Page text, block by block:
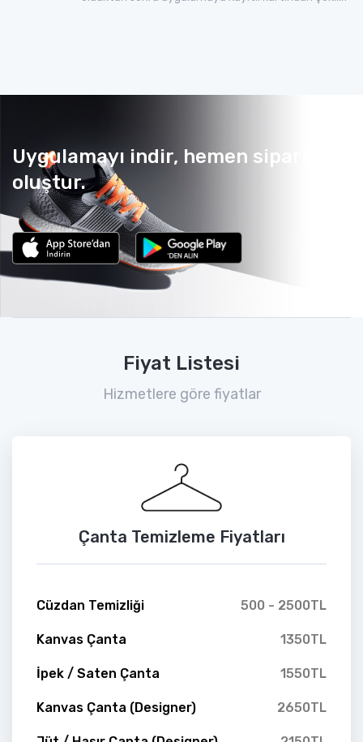
Uygulamayı indir, hemen sipariş
oluştur.
Fiyat Listesi
Hizmetlere göre fiyatlar
Çanta Temizleme Fiyatları
Cüzdan Temizliği 500 - 2500TL
Kanvas Çanta 1350TL
İpek / Saten Çanta 1550TL
Kanvas Çanta (Designer) 2650TL